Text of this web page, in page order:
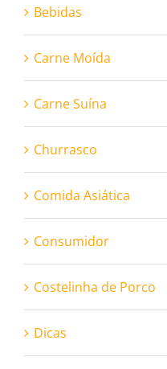
Bebidas
Carne Moída
Carne Suína
Churrasco
Comida Asiática
Consumidor
Costelinha de Porco
Dicas